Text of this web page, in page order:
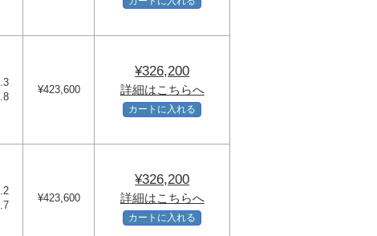
¥423,600
¥326,200
詳細はこちらへ
カートに入れる
¥423,600
¥326,200
詳細はこちらへ
カートに入れる